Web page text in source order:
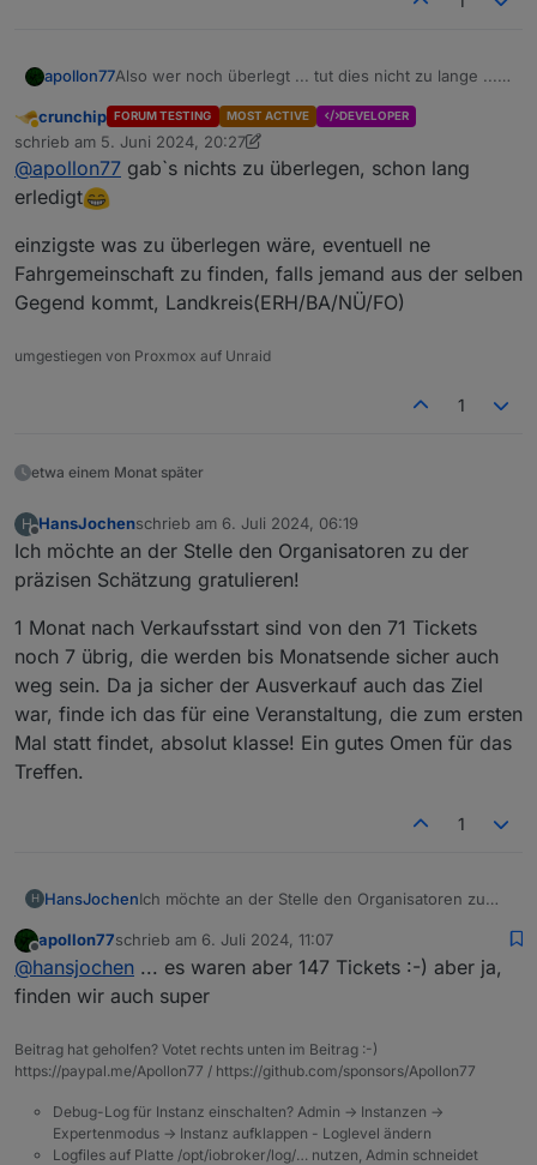
apollon77Also wer noch überlegt ... tut dies nicht zu lange ...
Abwesend
crunchip FORUM TESTING MOST ACTIVE DEVELOPER
schrieb am 5. Juni 2024, 20:27
zuletzt editiert von crunchip6. Mai 2024, 22:31
@apollon77 gab`s nichts zu überlegen, schon lang
erledigt
einzigste was zu überlegen wäre, eventuell ne
Fahrgemeinschaft zu finden, falls jemand aus der selben
Gegend kommt, Landkreis(ERH/BA/NÜ/FO)
umgestiegen von Proxmox auf Unraid
1
etwa einem Monat später
H
Offline
HansJochenschrieb am 6. Juli 2024, 06:19
zuletzt editiert von
Ich möchte an der Stelle den Organisatoren zu der
präzisen Schätzung gratulieren!
1 Monat nach Verkaufsstart sind von den 71 Tickets
noch 7 übrig, die werden bis Monatsende sicher auch
weg sein. Da ja sicher der Ausverkauf auch das Ziel
war, finde ich das für eine Veranstaltung, die zum ersten
Mal statt findet, absolut klasse! Ein gutes Omen für das
Treffen.
1
H HansJochenIch möchte an der Stelle den Organisatoren zu
1 Monat nach Verkaufsstart sind von den 71
Tickets noch 7 übrig, die werden bis Monatsende
sicher auch weg sein. Da ja sicher der
Ausverkauf auch das Ziel war, finde ich das für
findet, absolut klasse! Ein gutes Omen für das
Treffen.
Offline
apollon77schrieb am 6. Juli 2024, 11:07
zuletzt editiert von
@hansjochen ... es waren aber 147 Tickets :-) aber ja,
finden wir auch super
Beitrag hat geholfen? Votet rechts unten im Beitrag :-)
https://paypal.me/Apollon77 / https://github.com/sponsors/Apollon77
Debug-Log für Instanz einschalten? Admin -> Instanzen ->
Expertenmodus -> Instanz aufklappen - Loglevel ändern
Logfiles auf Platte /opt/iobroker/log/… nutzen, Admin schneidet